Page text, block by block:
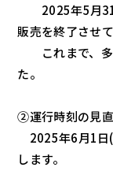
2025年5月31
販売を終了させ
これまで、多
た。
②運行時刻の見
2025年6月1日(
します。